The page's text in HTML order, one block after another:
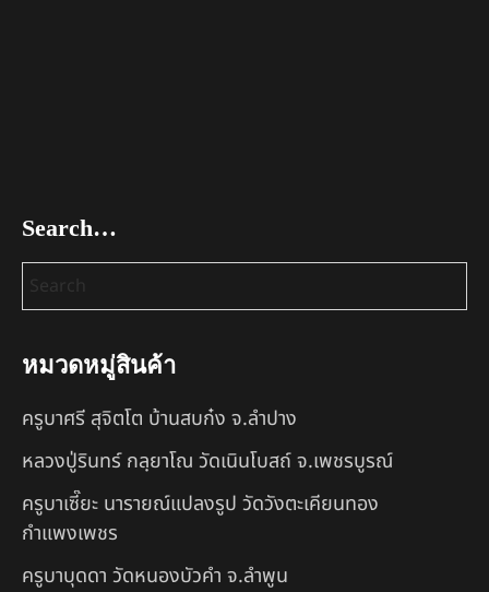
Search…
หมวดหมู่สินค้า
ครูบาศรี สุจิตโต บ้านสบก๋ง จ.ลำปาง
หลวงปู่รินทร์ กลฺยาโณ วัดเนินโบสถ์ จ.เพชรบูรณ์
ครูบาเซี๊ยะ นารายณ์แปลงรูป วัดวังตะเคียนทอง
กำแพงเพชร
ครูบาบุดดา วัดหนองบัวคํา จ.ลําพูน